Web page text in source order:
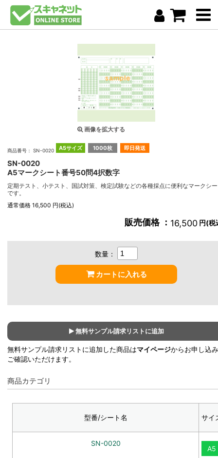
画像を拡大する
A5サイズ 1000枚 即日発送
商品番号： SN-0020
SN-0020
A5マークシート番号50問4択数字
定期テスト、小テスト、国試対策、検定試験などの各種採点に便利なマークシ
です。
通常価格 16,500 円(税込)
販売価格 ： 16,500 円(税
数量：
カートに入れる
無料サンプル請求リストに追加
無料サンプル請求リストに追加した商品はマイページからお申し込
ご確認いただけます。
商品カテゴリ
型番/シート名 サイ
SN-0020
A5